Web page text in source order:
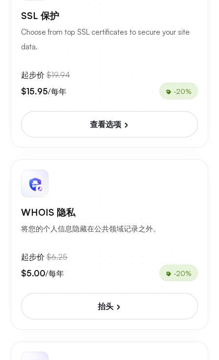
SSL 保护
Choose from top SSL certificates to secure your site
data.
起步价 $19.94
$15.95/每年 -20%
查看选项
WHOIS 隐私
将您的个人信息隐藏在公共领域记录之外。
起步价 $6.25
$5.00/每年 -20%
抬头